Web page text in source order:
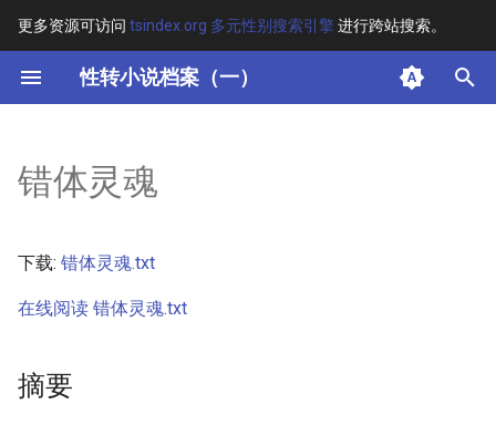
更多资源可访问 tsindex.org 多元性别搜索引擎进行跨站搜索。
性转小说档案（一）
键
开
搜
索
其他信息 [Processed Page
错体灵魂
下载: 错体灵魂.txt
在线阅读 错体灵魂.txt
摘要